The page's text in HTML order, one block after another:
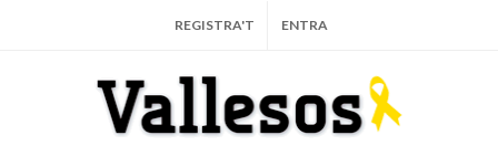
REGISTRA'T ENTRA